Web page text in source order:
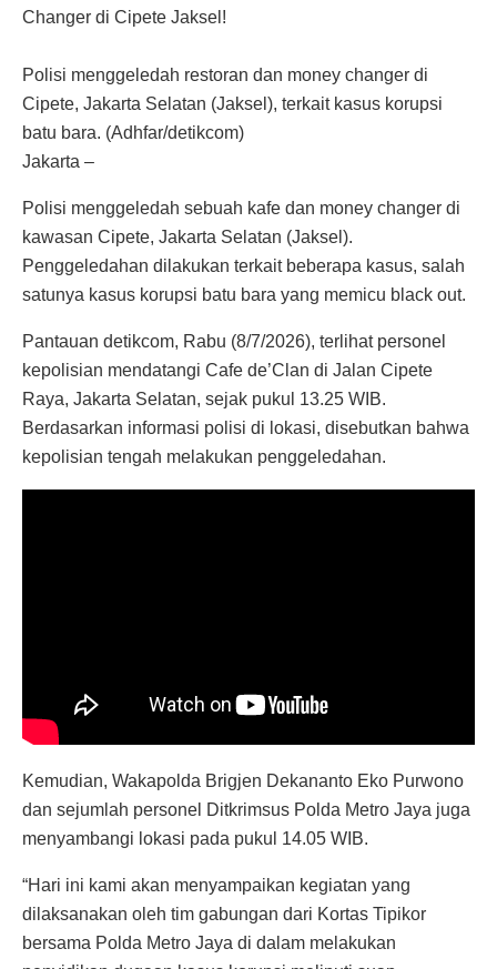
Changer di Cipete Jaksel!
Polisi menggeledah restoran dan money changer di
Cipete, Jakarta Selatan (Jaksel), terkait kasus korupsi
batu bara. (Adhfar/detikcom)
Jakarta –
Polisi menggeledah sebuah kafe dan money changer di
kawasan Cipete, Jakarta Selatan (Jaksel).
Penggeledahan dilakukan terkait beberapa kasus, salah
satunya kasus korupsi batu bara yang memicu black out.
Pantauan detikcom, Rabu (8/7/2026), terlihat personel
kepolisian mendatangi Cafe de’Clan di Jalan Cipete
Raya, Jakarta Selatan, sejak pukul 13.25 WIB.
Berdasarkan informasi polisi di lokasi, disebutkan bahwa
kepolisian tengah melakukan penggeledahan.
Kemudian, Wakapolda Brigjen Dekananto Eko Purwono
dan sejumlah personel Ditkrimsus Polda Metro Jaya juga
menyambangi lokasi pada pukul 14.05 WIB.
“Hari ini kami akan menyampaikan kegiatan yang
dilaksanakan oleh tim gabungan dari Kortas Tipikor
bersama Polda Metro Jaya di dalam melakukan